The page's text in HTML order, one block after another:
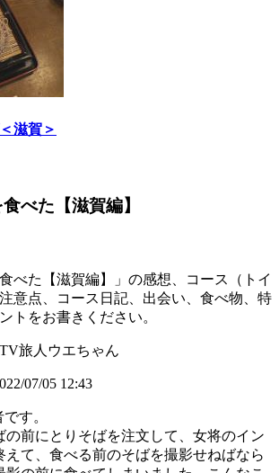
滋賀＞
べた【滋賀編】
べた【滋賀編】」の感想、コース（トイ
意点、コース日記、出会い、食べ物、特
トをお書きください。
旅人ウエちゃん
07/05 12:43
す。
の前にとりそばを注文して、女将のイン
えて、食べる前のそばを撮影せねばなら